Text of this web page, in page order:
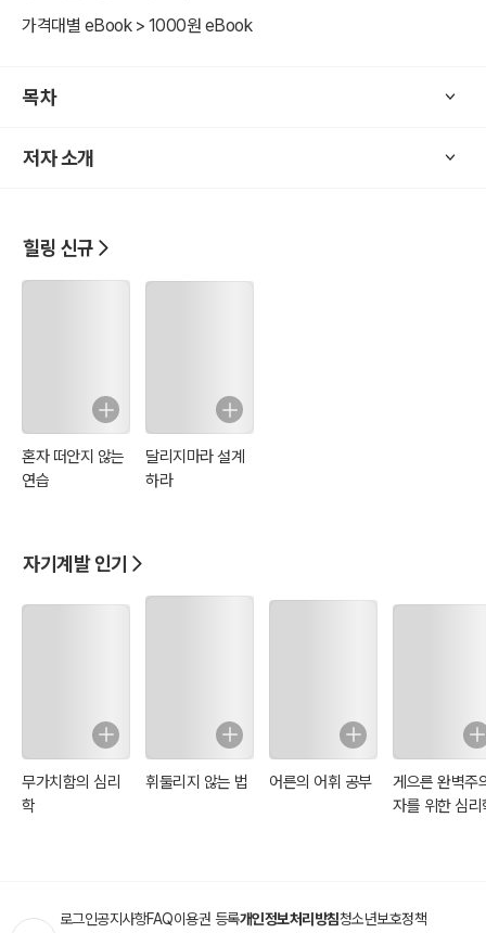
가격대별 eBook > 1000원 eBook
목차
저자 소개
힐링 신규
혼자 떠안지 않는
연습
달리지마라 설계
하라
자기계발 인기
무가치함의 심리
학
휘둘리지 않는 법 어른의 어휘 공부
게으른 완벽주
자를 위한 심리
로그인공지사항FAQ이용권 등록개인정보처리방침청소년보호정책